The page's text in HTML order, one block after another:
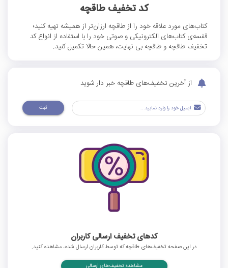
کد تخفیف طاقچه
کتاب‌های مورد علاقه خود را از طاقچه ارزان‌تر از همیشه تهیه کنید؛
قفسه‌ی کتاب‌های الکترونیکی و صوتی خود را با استفاده از انواع کد
تخفیف طاقچه و طاقچه بی نهایت، همین حالا تکمیل کنید.
از آخرین تخفیف‌های طاقچه خبر دار شوید
ثبت
کدهای تخفیف ارسالی کاربران
در این صفحه تخفیف‌های طاقچه که توسط کاربران ارسال شده، مشاهده کنید.
مشاهده تخفیف‌های ارسالی